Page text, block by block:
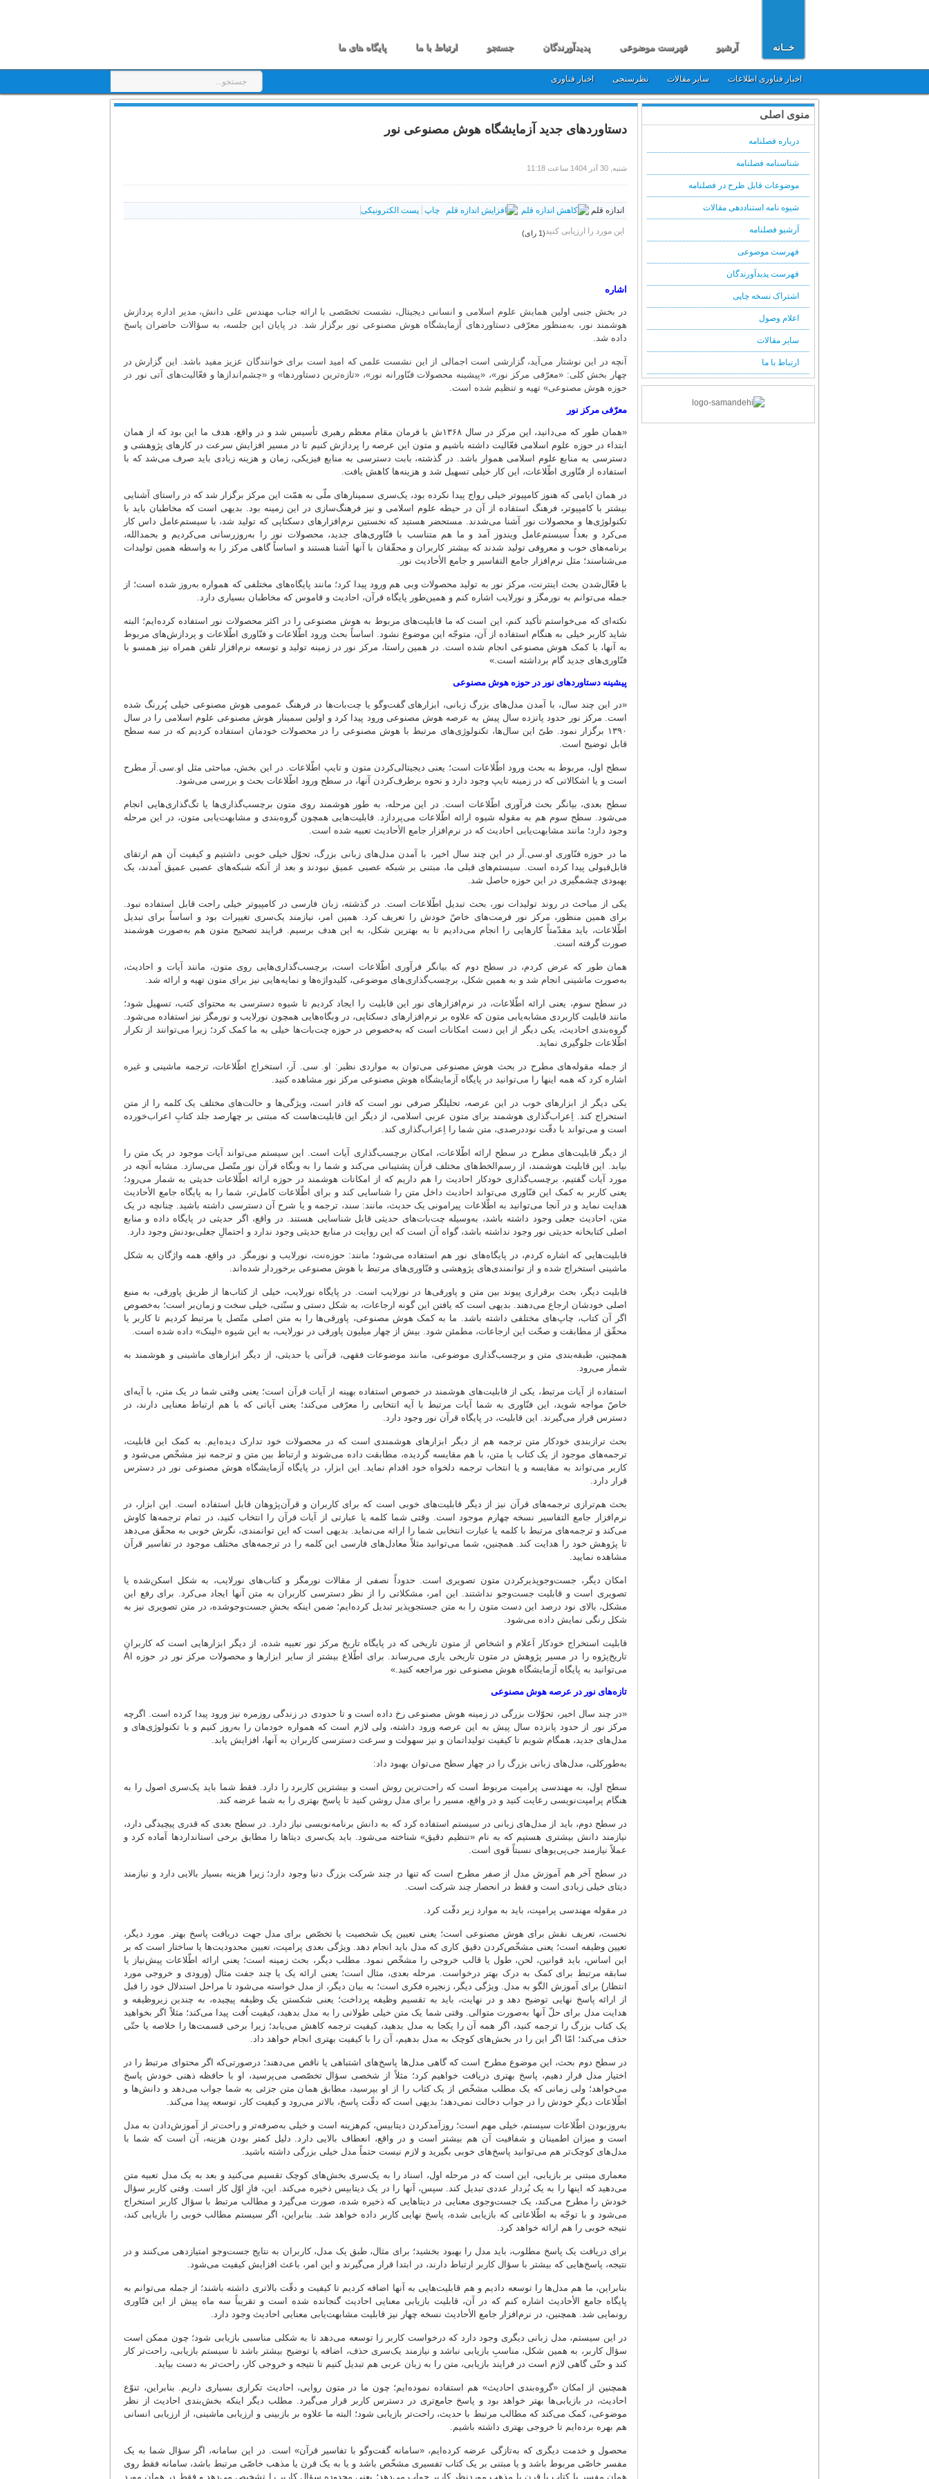
خــانه آرشیو فهرست موضوعی پدیدآورندگان جستجو ارتباط با ما پایگاه های ما
اخبار فناوری اطلاعات سایر مقالات نظرسنجی اخبار فناوری
دستاوردهای جدید آزمایشگاه هوش مصنوعی نور
شنبه, 30 آذر 1404 ساعت 11:18
اندازه قلم چاپ پست الکترونیکی
این مورد را ارزیابی کنید(1 رای)
اشاره
در بخش جنبی اولین همایش علوم اسلامی و انسانی دیجیتال، نشست تخصّصی با ارائه جناب مهندس علی دانش، مدیر اداره پردازش
هوشمند نور، به‌منظور معرّفی دستاوردهای آزمایشگاه هوش مصنوعی نور برگزار شد. در پایان این جلسه، به سؤالات حاضران پاسخ
داده شد.
آنچه در این نوشتار می‌آید، گزارشی است اجمالی از این نشست علمی که امید است برای خوانندگان عزیز مفید باشد. این گزارش در
چهار بخش کلی: «معرّفی مرکز نور»، «پیشینه محصولات فنّاورانه نور»، «تازه‌ترین دستاوردها» و «چشم‌اندازها و فعّالیت‌های آتی نور در
حوزه هوش مصنوعی» تهیه و تنظیم شده است.
معرّفی مرکز نور
«همان طور که می‌دانید، این مرکز در سال ۱۳۶۸ش با فرمان مقام معظم رهبری تأسیس شد و در واقع، هدف ما این بود که از همان
ابتداء در حوزه علوم اسلامی فعّالیت داشته باشیم و متون این عرصه را پردازش کنیم تا در مسیر افزایش سرعت در کارهای پژوهشی و
دسترسی به منابع علوم اسلامی هموار باشد. در گذشته، بابت دسترسی به منابع فیزیکی، زمان و هزینه زیادی باید صرف می‌شد که با
استفاده از فنّاوری اطّلاعات، این کار خیلی تسهیل شد و هزینه‌ها کاهش یافت.
در همان ایامی که هنوز کامپیوتر خیلی رواج پیدا نکرده بود، یک‌سری سمینارهای ملّی به همّت این مرکز برگزار شد که در راستای آشنایی
بیشتر با کامپیوتر، فرهنگ استفاده از آن در حیطه علوم اسلامی و نیز فرهنگ‌سازی در این زمینه بود. بدیهی است که مخاطبان باید با
تکنولوژی‌ها و محصولات نور آشنا می‌شدند. مستحضر هستید که نخستین نرم‌افزارهای دسکتاپی که تولید شد، با سیستم‌عامل داس کار
می‌کرد و بعداً سیستم‌عامل ویندوز آمد و ما هم متناسب با فنّاوری‌های جدید، محصولات نور را به‌روزرسانی می‌کردیم و بحمدالله،
برنامه‌های خوب و معروفی تولید شدند که بیشتر کاربران و محقّقان با آنها آشنا هستند و اساساً گاهی مرکز را به واسطه همین تولیدات
می‌شناسند؛ مثل نرم‌افزار جامع التفاسیر و جامع الأحادیث نور.
با فعّال‌شدن بحث اینترنت، مرکز نور به تولید محصولات وبی هم ورود پیدا کرد؛ مانند پایگاه‌های مختلفی که همواره به‌روز شده است؛ از
جمله می‌توانم به نورمگز و نورلایب اشاره کنم و همین‌طور پایگاه قرآن، احادیث و قاموس که مخاطبان بسیاری دارد.
نکته‌ای که می‌خواستم تأکید کنم، این است که ما قابلیت‌های مربوط به هوش مصنوعی را در اکثر محصولات نور استفاده کرده‌ایم؛ البته
شاید کاربر خیلی به هنگام استفاده از آن، متوجّه این موضوع نشود. اساساً بحث ورود اطّلاعات و فنّاوری اطّلاعات و پردازش‌های مربوط
به آنها، با کمک هوش مصنوعی انجام شده است. در همین راستا، مرکز نور در زمینه تولید و توسعه نرم‌افزار تلفن همراه نیز همسو با
فنّاوری‌های جدید گام برداشته است.»
پیشینه دستاوردهای نور در حوزه هوش مصنوعی
«در این چند سال، با آمدن مدل‌های بزرگ زبانی، ابزارهای گفت‌وگو یا چت‌بات‌ها در فرهنگ عمومی هوش مصنوعی خیلی پُررنگ شده
است. مرکز نور حدود پانزده سال پیش به عرصه هوش مصنوعی ورود پیدا کرد و اولین سمینار هوش مصنوعی علوم اسلامی را در سال
۱۳۹۰ برگزار نمود. طیّ این سال‌ها، تکنولوژی‌های مرتبط با هوش مصنوعی را در محصولات خودمان استفاده کردیم که در سه سطح
قابل توضیح است.
سطح اول، مربوط به بحث ورود اطّلاعات است؛ یعنی دیجیتالی‌کردن متون و تایپ اطّلاعات. در این بخش، مباحثی مثل او.سی.آر مطرح
است و یا اشکالاتی که در زمینه تایپ وجود دارد و نحوه برطرف‌کردن آنها، در سطح ورود اطّلاعات بحث و بررسی می‌شود.
سطح بعدی، بیانگر بحث فرآوری اطّلاعات است. در این مرحله، به طور هوشمند روی متون برچسب‌گذاری‌ها یا تگ‌گذاری‌هایی انجام
می‌شود. سطح سوم هم به مقوله شیوه ارائه اطّلاعات می‌پردازد. قابلیت‌هایی همچون گروه‌بندی و مشابهت‌یابی متون، در این مرحله
وجود دارد؛ مانند مشابهت‌یابی احادیث که در نرم‌افزار جامع الأحادیث تعبیه شده است.
ما در حوزه فنّاوری او.سی.آر در این چند سال اخیر، با آمدن مدل‌های زبانی بزرگ، تحوّل خیلی خوبی داشتیم و کیفیت آن هم ارتقای
قابل‌قبولی پیدا کرده است. سیستم‌های قبلی ما، مبتنی بر شبکه عصبی عمیق نبودند و بعد از آنکه شبکه‌های عصبی عمیق آمدند، یک
بهبودی چشمگیری در این حوزه حاصل شد.
یکی از مباحث در روند تولیدات نور، بحث تبدیل اطّلاعات است. در گذشته، زبان فارسی در کامپیوتر خیلی راحت قابل استفاده نبود.
برای همین منظور، مرکز نور فرمت‌های خاصّ خودش را تعریف کرد. همین امر، نیازمند یک‌سری تغییرات بود و اساساً برای تبدیل
اطّلاعات، باید مقدّمتاً کارهایی را انجام می‌دادیم تا به بهترین شکل، به این هدف برسیم. فرایند تصحیح متون هم به‌صورت هوشمند
صورت گرفته است.
همان طور که عرض کردم، در سطح دوم که بیانگر فرآوری اطّلاعات است، برچسب‌گذاری‌هایی روی متون، مانند آیات و احادیث،
به‌صورت ماشینی انجام شد و به همین شکل، برچسب‌گذاری‌های موضوعی، کلیدواژه‌ها و نمایه‌هایی نیز برای متون تهیه و ارائه شد.
در سطح سوم، یعنی ارائه اطّلاعات، در نرم‌افزارهای نور این قابلیت را ایجاد کردیم تا شیوه دسترسی به محتوای کتب، تسهیل شود؛
مانند قابلیت کاربردی مشابه‌یابی متون که علاوه بر نرم‌افزارهای دسکتاپی، در وبگاه‌هایی همچون نورلایب و نورمگز نیز استفاده می‌شود.
گروه‌بندی احادیث، یکی دیگر از این دست امکانات است که به‌خصوص در حوزه چت‌بات‌ها خیلی به ما کمک کرد؛ زیرا می‌توانند از تکرار
اطّلاعات جلوگیری نماید.
از جمله مقوله‌های مطرح در بحث هوش مصنوعی می‌توان به مواردی نظیر: او. سی. آر، استخراج اطّلاعات، ترجمه ماشینی و غیره
اشاره کرد که همه اینها را می‌توانید در پایگاه آزمایشگاه هوش مصنوعی مرکز نور مشاهده کنید.
یکی دیگر از ابزارهای خوب در این عرصه، تحلیلگر صرفی نور است که قادر است، ویژگی‌ها و حالت‌های مختلف یک کلمه را از متن
استخراج کند. اِعراب‌گذاری هوشمند برای متون عربی اسلامی، از دیگر این قابلیت‌هاست که مبتنی بر چهارصد جلد کتابِ اعراب‌خورده
است و می‌تواند با دقّت نوددرصدی، متن شما را اِعراب‌گذاری کند.
از دیگر قابلیت‌های مطرح در سطح ارائه اطّلاعات، امکان برچسب‌گذاری آیات است. این سیستم می‌تواند آیات موجود در یک متن را
بیابد. این قابلیت هوشمند، از رسم‌الخط‌های مختلف قرآن پشتیبانی می‌کند و شما را به وبگاه قرآن نور متّصل می‌سازد. مشابه آنچه در
مورد آیات گفتیم، برچسب‌گذاری خودکار احادیث را هم داریم که از امکانات هوشمند در حوزه ارائه اطّلاعات حدیثی به شمار می‌رود؛
یعنی کاربر به کمک این فنّاوری می‌تواند احادیث داخل متن را شناسایی کند و برای اطّلاعات کامل‌تر، شما را به پایگاه جامع الأحادیث
هدایت نماید و در آنجا می‌توانید به اطّلاعات پیرامونی یک حدیث، مانند: سند، ترجمه و یا شرح آن دسترسی داشته باشید. چنانچه در یک
متن، احادیث جعلی وجود داشته باشد، به‌وسیله چت‌بات‌های حدیثی قابل شناسایی هستند. در واقع، اگر حدیثی در پایگاه داده و منابع
اصلی کتابخانه حدیثی نور وجود نداشته باشد، گواه آن است که این روایت در منابع حدیثی وجود ندارد و احتمالِ جعلی‌بودنش وجود دارد.
قابلیت‌هایی که اشاره کردم، در پایگاه‌های نور هم استفاده می‌شود؛ مانند: حوزه‌نت، نورلایب و نورمگز. در واقع، همه واژگان به شکل
ماشینی استخراج شده و از توانمندی‌های پژوهشی و فنّاوری‌های مرتبط با هوش مصنوعی برخوردار شده‌اند.
قابلیت دیگر، بحث برقراری پیوند بین متن و پاورقی‌ها در نورلایب است. در پایگاه نورلایب، خیلی از کتاب‌ها از طریق پاورقی، به منبع
اصلی خودشان ارجاع می‌دهند. بدیهی است که یافتن این گونه ارجاعات، به شکل دستی و سنّتی، خیلی سخت و زمان‌بر است؛ به‌خصوص
اگر آن کتاب، چاپ‌های مختلفی داشته باشد. ما به کمک هوش مصنوعی، پاورقی‌ها را به متن اصلی متّصل یا مرتبط کردیم تا کاربر یا
محقّق از مطابقت و صحّت این ارجاعات، مطمئن شود. بیش از چهار میلیون پاورقی در نورلایب، به این شیوه «لینک» داده شده است.
همچنین، طبقه‌بندی متن و برچسب‌گذاری موضوعی، مانند موضوعات فقهی، قرآنی یا حدیثی، از دیگر ابزارهای ماشینی و هوشمند به
شمار می‌رود.
استفاده از آیات مرتبط، یکی از قابلیت‌های هوشمند در خصوص استفاده بهینه از آیات قرآن است؛ یعنی وقتی شما در یک متن، با آیه‌ای
خاصّ مواجه شوید، این فنّاوری به شما آیات مرتبط با آیه انتخابی را معرّفی می‌کند؛ یعنی آیاتی که با هم ارتباط معنایی دارند، در
دسترس قرار می‌گیرند. این قابلیت، در پایگاه قرآن نور وجود دارد.
بحث ترازبندی خودکار متن ترجمه هم از دیگر ابزارهای هوشمندی است که در محصولات خود تدارک دیده‌ایم. به کمک این قابلیت،
ترجمه‌های موجود از یک کتاب یا متن، با هم مقایسه گردیده، مطابقت داده می‌شوند و ارتباط بین متن و ترجمه نیز مشخّص می‌شود و
کاربر می‌تواند به مقایسه و یا انتخاب ترجمه دلخواه خود اقدام نماید. این ابزار، در پایگاه آزمایشگاه هوش مصنوعی نور در دسترس
قرار دارد.
بحث هم‌ترازی ترجمه‌های قرآن نیز از دیگر قابلیت‌های خوبی است که برای کاربران و قرآن‌پژوهان قابل استفاده است. این ابزار، در
نرم‌افزار جامع التفاسیر نسخه چهارم موجود است. وقتی شما کلمه یا عبارتی از آیات قرآن را انتخاب کنید، در تمام ترجمه‌ها کاوش
می‌کند و ترجمه‌های مرتبط با کلمه یا عبارت انتخابی شما را ارائه می‌نماید. بدیهی است که این توانمندی، نگرش خوبی به محقّق می‌دهد
تا پژوهش خود را هدایت کند. همچنین، شما می‌توانید مثلاً معادل‌های فارسی این کلمه را در ترجمه‌های مختلف موجود در تفاسیر قرآن
مشاهده نمایید.
امکان دیگر، جست‌وجوپذیرکردن متون تصویری است. حدوداً نصفی از مقالات نورمگز و کتاب‌های نورلایب، به شکل اسکن‌شده یا
تصویری است و قابلیت جست‌وجو نداشتند. این امر، مشکلاتی را از نظر دسترسی کاربران به متن آنها ایجاد می‌کرد. برای رفع این
مشکل، بالای نود درصد این دست متون را به متن جستجوپذیر تبدیل کرده‌ایم؛ ضمن اینکه بخشِ جست‌وجوشده، در متن تصویری نیز به
شکل رنگی نمایش داده می‌شود.
قابلیت استخراج خودکار اَعلام و اشخاص از متون تاریخی که در پایگاه تاریخ مرکز نور تعبیه شده، از دیگر ابزارهایی است که کاربرانِ
تاریخ‌پژوه را در مسیر پژوهش در متون تاریخی یاری می‌رساند. برای اطّلاع بیشتر از سایر ابزارها و محصولات مرکز نور در حوزه AI
می‌توانید به پایگاه آزمایشگاه هوش مصنوعی نور مراجعه کنید.»
تازه‌های نور در عرصه هوش مصنوعی
«در چند سال اخیر، تحوّلات بزرگی در زمینه هوش مصنوعی رخ داده است و تا حدودی در زندگی روزمره نیز ورود پیدا کرده است. اگرچه
مرکز نور از حدود پانزده سال پیش به این عرصه ورود داشته، ولی لازم است که همواره خودمان را به‌روز کنیم و با تکنولوژی‌های و
مدل‌های جدید، همگام شویم تا کیفیت تولیداتمان و نیز سهولت و سرعت دسترسی کاربران به آنها، افزایش یابد.
به‌طورکلی، مدل‌های زبانی بزرگ را در چهار سطح می‌توان بهبود داد:
سطح اول، به مهندسی پرامپت مربوط است که راحت‌ترین روش است و بیشترین کاربرد را دارد. فقط شما باید یک‌سری اصول را به
هنگام پرامپت‌نویسی رعایت کنید و در واقع، مسیر را برای مدل روشن کنید تا پاسخ بهتری را به شما عرضه کند.
در سطح دوم، باید از مدل‌های زبانی در سیستم استفاده کرد که به دانش برنامه‌نویسی نیاز دارد. در سطح بعدی که قدری پیچیدگی دارد،
نیازمند دانش بیشتری هستیم که به نام «تنظیم دقیق» شناخته می‌شود. باید یک‌سری دیتاها را مطابق برخی استانداردها آماده کرد و
عملاً نیازمند جی‌پی‌یوهای نسبتاً قوی است.
در سطح آخر هم آموزش مدل از صفر مطرح است که تنها در چند شرکت بزرگ دنیا وجود دارد؛ زیرا هزینه بسیار بالایی دارد و نیازمند
دیتای خیلی زیادی است و فقط در انحصار چند شرکت است.
در مقوله مهندسی پرامپت، باید به موارد زیر دقّت کرد.
نخست، تعریف نقش برای هوش مصنوعی است؛ یعنی تعیین یک شخصیت یا تخصّص برای مدل جهت دریافت پاسخ بهتر. مورد دیگر،
تعیین وظیفه است؛ یعنی مشخّص‌کردن دقیق کاری که مدل باید انجام دهد. ویژگی بعدی پرامپت، تعیین محدودیت‌ها یا ساختار است که بر
این اساس، باید قوانین، لحن، طول یا قالب خروجی را مشخّص نمود. مطلب دیگر، بحث زمینه است؛ یعنی ارائه اطّلاعات پیش‌نیاز یا
سابقه مرتبط برای کمک به درک بهتر درخواست. مرحله بعدی، مثال است؛ یعنی ارائه یک یا چند جفت مثال (ورودی و خروجی مورد
انتظار) برای آموزش الگو به مدل. ویژگی دیگر، زنجیره فکری است؛ به بیان دیگر، از مدل خواسته می‌شود تا مراحل استدلال خود را قبل
از ارائه پاسخ نهایی توضیح دهد و در نهایت، باید به تقسیم وظیفه پرداخت؛ یعنی شکستن یک وظیفه پیچیده، به چندین زیروظیفه و
هدایت مدل برای حلّ آنها به‌صورت متوالی. وقتی شما یک متن خیلی طولانی را به مدل بدهید، کیفیت اُفت پیدا می‌کند؛ مثلاً اگر بخواهید
یک کتاب بزرگ را ترجمه کنید، اگر همه آن را یکجا به مدل بدهید، کیفیت ترجمه کاهش می‌یابد؛ زیرا برخی قسمت‌ها را خلاصه یا حتّی
حذف می‌کند؛ امّا اگر این را در بخش‌های کوچک به مدل بدهیم، آن را با کیفیت بهتری انجام خواهد داد.
در سطح دوم بحث، این موضوع مطرح است که گاهی مدل‌ها پاسخ‌های اشتباهی یا ناقص می‌دهند؛ درصورتی‌که اگر محتوای مرتبط را در
اختیار مدل قرار دهیم، پاسخ بهتری دریافت خواهیم کرد؛ مثلاً از شخصی سؤال تخصّصی می‌پرسید، او با حافظه ذهنی خودش پاسخ
می‌خواهد؛ ولی زمانی که یک مطلب مشخّص از یک کتاب را از او بپرسید، مطابق همان متن جزئی به شما جواب می‌دهد و دانش‌ها و
اطّلاعات دیگرِ خودش را در جواب دخالت نمی‌دهد؛ بدیهی است که دقّت پاسخ، بالاتر می‌رود و کیفیت کار، توسعه پیدا می‌کند.
به‌روزبودن اطّلاعات سیستم، خیلی مهم است؛ روزآمدکردن دیتابیس، کم‌هزینه است و خیلی به‌صرفه‌تر و راحت‌تر از آموزش‌دادن به مدل
است و میزان اطمینان و شفافیت آن هم بیشتر است و در واقع، انعطاف بالایی دارد. دلیل کمتر بودن هزینه، آن است که شما با
مدل‌های کوچک‌تر هم می‌توانید پاسخ‌های خوبی بگیرید و لازم نیست حتماً مدل خیلی بزرگی داشته باشید.
معماری مبتنی بر بازیابی، این است که در مرحله اول، اسناد را به یک‌سری بخش‌های کوچک تقسیم می‌کنید و بعد به یک مدل تعبیه متن
می‌دهید که اینها را به یک بُردار عددی تبدیل کند. سپس، آنها را در یک دیتابیس ذخیره می‌کند. این، فازِ اوّل کار است. وقتی کاربر سؤال
خودش را مطرح می‌کند، یک جست‌وجوی معنایی در دیتاهایی که ذخیره شده، صورت می‌گیرد و مطالب مرتبط با سؤال کاربر استخراج
می‌شود و با توجّه به اطّلاعاتی که بازیابی شده، پاسخ نهایی کاربر داده خواهد شد. بنابراین، اگر سیستم مطالب خوبی را بازیابی کند،
نتیجه خوبی را هم ارائه خواهد کرد.
برای دریافت یک پاسخ مطلوب، باید مدل را بهبود بخشید؛ برای مثال، طبق یک مدل، کاربران به نتایج جست‌وجو امتیازدهی می‌کنند و در
نتیجه، پاسخ‌هایی که بیشتر با سؤال کاربر ارتباط دارند، در ابتدا قرار می‌گیرند و این امر، باعث افزایش کیفیت می‌شود.
بنابراین، ما هم مدل‌ها را توسعه دادیم و هم قابلیت‌هایی به آنها اضافه کردیم تا کیفیت و دقّت بالاتری داشته باشند؛ از جمله می‌توانم به
پایگاه جامع الأحادیث اشاره کنم که در آن، قابلیت بازیابی معنایی احادیث گنجانده شده است و تقریباً سه ماه پیش از این فنّاوری
رونمایی شد. همچنین، در نرم‌افزار جامع الأحادیث نسخه چهار نیز قابلیت مشابهت‌یابی معنایی احادیث وجود دارد.
در این سیستم، مدل زبانی دیگری وجود دارد که درخواست کاربر را توسعه می‌دهد تا به شکلی مناسبی بازیابی شود؛ چون ممکن است
سؤال کاربر، به همین شکل، مناسبِ بازیابی نباشد و نیازمند یک‌سری حذف، اضافه یا توضیح بیشتر باشد تا سیستم بازیابی، راحت‌تر کار
کند و حتّی گاهی لازم است در فرایند بازیابی، متن را به زبان عربی هم تبدیل کنیم تا نتیجه و خروجی کار، راحت‌تر به دست بیاید.
همچنین از امکان «گروه‌بندی احادیث» هم استفاده نموده‌ایم؛ چون ما در متون روایی، احادیث تکراری بسیاری داریم. بنابراین، تنوّع
احادیث، در بازیابی‌ها بهتر خواهد بود و پاسخ جامع‌تری در دسترس کاربر قرار می‌گیرد. مطلب دیگر اینکه بخش‌بندی احادیث از نظر
موضوعی، کمک می‌کند که مطالب مرتبط با حدیث، راحت‌تر بازیابی شود؛ البته ما علاوه بر بازبینی و ارزیابی ماشینی، از ارزیابی انسانی
هم بهره برده‌ایم تا خروجی بهتری داشته باشیم.
محصول و خدمت دیگری که به‌تازگی عرضه کرده‌ایم، «سامانه گفت‌وگو با تفاسیر قرآن» است. در این سامانه، اگر سؤال شما به یک
مفسر خاصّی مربوط باشد و یا مبتنی بر یک کتاب تفسیری مشخّص باشد و یا به یک قرن یا مذهب خاصّی مرتبط باشد، سامانه فقط روی
همان مفسر یا کتاب یا قرن یا مذهب موردنظرِ کاربر جواب می‌دهد؛ یعنی محدوده سؤال کاربر را تشخیص می‌دهد و فقط در همان مورد
منوی اصلی
درباره فصلنامه
شناسنامه فصلنامه
موضوعات قابل طرح در فصلنامه
شیوه نامه استناددهی مقالات
آرشیو فصلنامه
فهرست موضوعی
فهرست پدیدآورندگان
اشتراک نسخه چاپی
اعلام وصول
سایر مقالات
ارتباط با ما